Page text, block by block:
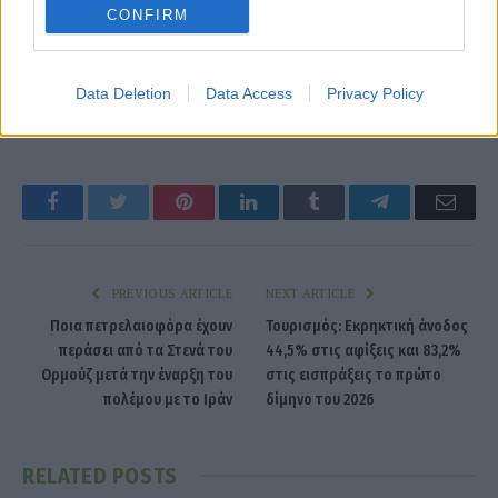
CONFIRM
Data Deletion Data Access
Privacy Policy
Facebook Twitter PinterestLinkedIn Tumblr Telegram
PREVIOUS ARTICLE
Ποια πετρελαιοφόρα έχουν
περάσει από τα Στενά του
Ορμούζ μετά την έναρξη του
πολέμου με το Ιράν
NEXT ARTICLE
Τουρισμός: Εκρηκτική άνοδος
44,5% στις αφίξεις και 83,2%
στις εισπράξεις το πρώτο
δίμηνο του 2026
RELATED POSTS